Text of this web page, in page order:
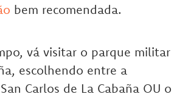
bem recomendada.
vá visitar o parque militar
escolhendo entre a
Carlos de La Cabaña OU o